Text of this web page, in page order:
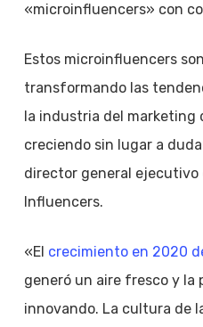
«microinfluencers» con
Estos microinfluencers
transformando las
la industria del marketing
creciendo sin lugar a
director general ejecutivo
Influencers.
«El crecimiento en 2020
generó un aire fresco y la
innovando. La cultura de